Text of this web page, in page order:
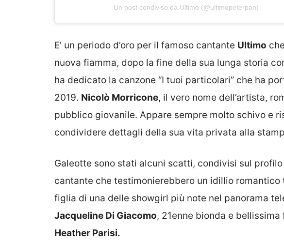
Un post condiviso da Ultimo (@ultimopeterpan)
E’ un periodo d’oro per il famoso cantante Ultimo
nuova fiamma, dopo la fine della sua lunga storia
ha dedicato la canzone “I tuoi particolari” che ha
2019. Nicolò Morricone, il vero nome dell’artista,
pubblico giovanile. Appare sempre molto schivo e
condividere dettagli della sua vita privata alla
Galeotte sono stati alcuni scatti, condivisi sul
cantante che testimonierebbero un idillio romantico
figlia di una delle showgirl più note nel panorama
Jacqueline Di Giacomo, 21enne bionda e
Heather Parisi.